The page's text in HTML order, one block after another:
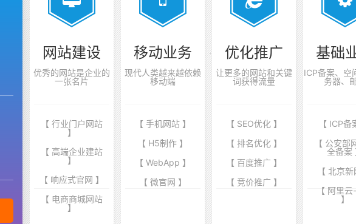
网站建设
优秀的网站是企业的
一张名片
【 行业门户网站
】
【 高端企业建站
】
【 响应式官网 】
【 电商商城网站
】
移动业务
现代人类越来越依赖
移动端
【 手机网站 】
【 H5制作 】
【 WebApp 】
【 微官网 】
优化推广
让更多的网站和关键
词获得流量
【 SEO优化 】
【 排名优化 】
【 百度推广 】
【 竞价推广 】
基础
ICP备案、空
务器、
【 ICP备
【 公安部
全备案
【 北京新
【 阿里
】